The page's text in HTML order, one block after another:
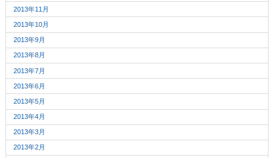
2013年11月
2013年10月
2013年9月
2013年8月
2013年7月
2013年6月
2013年5月
2013年4月
2013年3月
2013年2月